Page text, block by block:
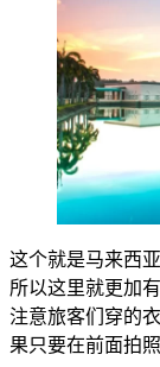
这个就是马来西
所以这里就更加
注意旅客们穿的
果只要在前面拍